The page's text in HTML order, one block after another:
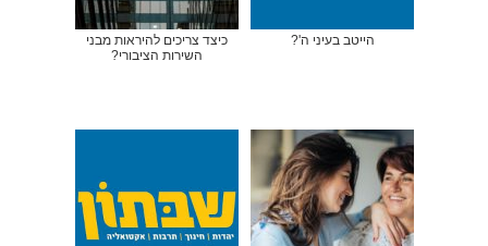
הייטב בעיני ה'?
כיצד צריכים להיראות מבני
השירות הציבורי?